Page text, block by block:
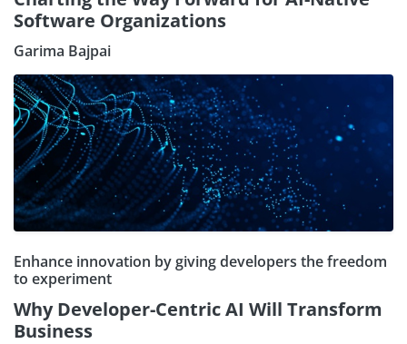
Software Organizations
Garima Bajpai
Enhance innovation by giving developers the freedom
to experiment
Why Developer-Centric AI Will Transform
Business